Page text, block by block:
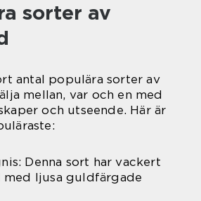
sorter av
antal populära sorter av
mellan, var och en med
och utseende. Här är
Denna sort har vackert
med ljusa guldfärgade